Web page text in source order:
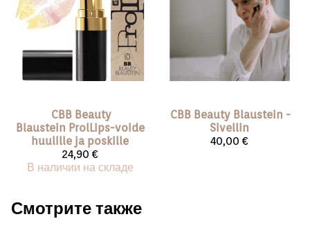
CBB Beauty
Blaustein ProlLips-voide
huulille ja poskille
24,90 €
В наличии на складе
CBB Beauty Blaustein -
Sivellin
40,00 €
Смотрите также